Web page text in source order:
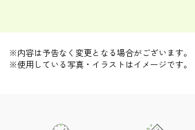
※内容は予告なく変更となる場合がございます。
※使用している写真・イラストはイメージです。